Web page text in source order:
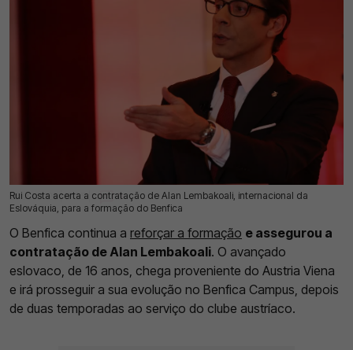
Rui Costa acerta a contratação de Alan Lembakoali, internacional da
Eslováquia, para a formação do Benfica
20 Jul 2026 | 17:25 | 0
O Benfica continua a reforçar a formação e assegurou a
contratação de Alan Lembakoali. O avançado
eslovaco, de 16 anos, chega proveniente do Austria Viena
e irá prosseguir a sua evolução no Benfica Campus, depois
de duas temporadas ao serviço do clube austríaco.